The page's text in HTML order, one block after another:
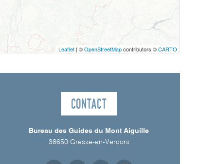
Leaflet | ©OpenStreetMapcontributors ©CARTO
Contact
Bureau des Guides du Mont Aiguille
38650 Gresse-en-Vercors